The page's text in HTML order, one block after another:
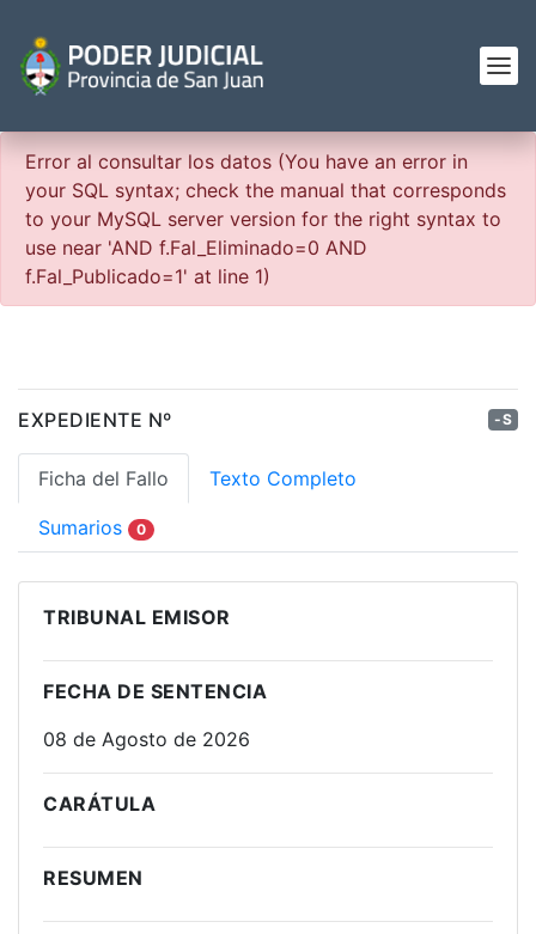
Error al consultar los datos (You have an error in
your SQL syntax; check the manual that corresponds
to your MySQL server version for the right syntax to
use near 'AND f.Fal_Eliminado=0 AND
f.Fal_Publicado=1' at line 1)
EXPEDIENTE Nº -S
Ficha del Fallo Texto Completo
Sumarios 0
TRIBUNAL EMISOR
FECHA DE SENTENCIA
08 de Agosto de 2026
CARÁTULA
RESUMEN